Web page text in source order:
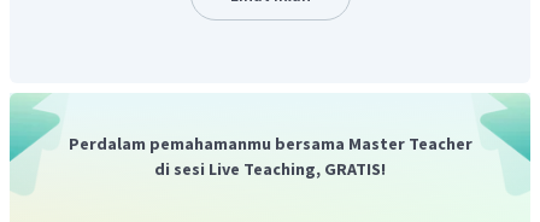
Bendahara II : RA. Sujatin {Puteri Inoonesia)
Perdalam pemahamanmu bersama Master Teacher
di sesi Live Teaching, GRATIS!